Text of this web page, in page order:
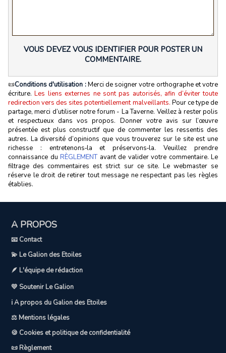
VOUS DEVEZ VOUS IDENTIFIER POUR POSTER UN
COMMENTAIRE.
📜Conditions d'utilisation :Merci de soigner votre orthographe et votre
écriture.Les liens externes ne sont pas autorisés, afin d’éviter toute
redirection vers des sites potentiellement malveillants. Pour ce type de
partage, merci d’utiliser notre forum - La Taverne. Veillez à rester polis
et respectueux dans vos propos. Donner votre avis sur l’œuvre
présentée est plus constructif que de commenter les ressentis des
autres. La diversité d’opinions que vous trouverez sur le site est une
richesse : entretenons‑la et préservons‑la. Veuillez prendre
connaissance du RÈGLEMENTavant de valider votre commentaire. Le
filtrage des commentaires est strict sur ce site. Le webmaster se
réserve le droit de retirer tout message ne respectant pas les règles
établies.
A PROPOS
📧 Contact
💫 Le Galion des Etoiles
🪶 L'équipe de rédaction
💛 Soutenir Le Galion
ℹ️ A propos du Galion des Etoiles
⚖️ Mentions légales
🍪 Cookies et politique de confidentialité
📜 Règlement